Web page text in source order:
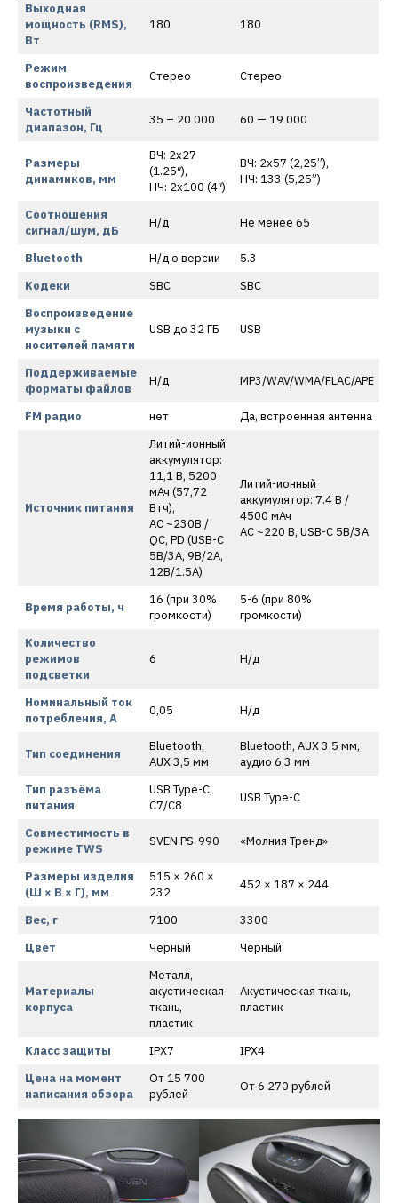
Выходная
мощность (RMS),
Вт
180 180
Режим
воспроизведения
Стерео Стерео
Частотный
диапазон, Гц
35 – 20 000 60 — 19 000
Размеры
динамиков, мм
ВЧ: 2х27
(1.25″),
НЧ: 2х100 (4″)
ВЧ: 2х57 (2,25”),
НЧ: 133 (5,25”)
Соотношения
сигнал/шум, дБ
Н/д Не менее 65
Bluetooth Н/д о версии
5.3
Кодеки
SBC
SBC
Воспроизведение
музыки с
носителей памяти
USB до 32 ГБ USB
Поддерживаемые
форматы файлов
Н/д MP3/WAV/WMA/FLAC/APE
FM радио нет Да, встроенная антенна
Источник питания
Литий-ионный
aккумулятор:
11,1 В, 5200
мАч (57,72
Втч),
AC ~230В /
QC, PD (USB-С
5В/3A, 9В/2A,
12В/1.5A)
Литий-ионный
аккумулятор: 7.4 В /
4500 мАч
AC ~220 В, USB-C 5В/3А
Время работы, ч
16 (при 30%
громкости)
5-6 (при 80%
громкости)
Количество
режимов
подсветки
6 Н/д
Номинальный ток
потребления, А
0,05 Н/д
Тип соединения
Bluetooth,
AUX 3,5 мм
Bluetooth, AUX 3,5 мм,
аудио 6,3 мм
Тип разъёма
питания
USB Type-C,
С7/С8
USB Type-C
Совместимость в
режиме TWS
SVEN PS-990 «Молния Тренд»
Размеры изделия
(Ш × В × Г), мм
515 × 260 ×
232
452 × 187 × 244
Вес, г 7100
3300
Цвет
Черный Черный
Материалы
корпуса
Металл,
акустическая
ткань,
пластик
Акустическая ткань,
пластик
Класс защиты IPX7
IPX4
Цена на момент
написания обзора
От 15 700
рублей
От 6 270 рублей